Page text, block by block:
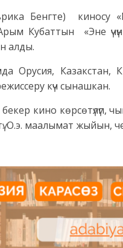
Бенгте) киносу
Кубаттын «Эне
алды.
Орусия, Казакстан,
күч сынашкан.
кино көрсөтүлүп,
О.э. маалымат жыйын,